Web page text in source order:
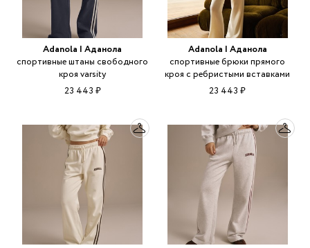
Adanola | Аданола
спортивные штаны свободного
кроя varsity
23 443 ₽
Adanola | Аданола
спортивные брюки прямого
кроя с ребристыми вставками
23 443 ₽